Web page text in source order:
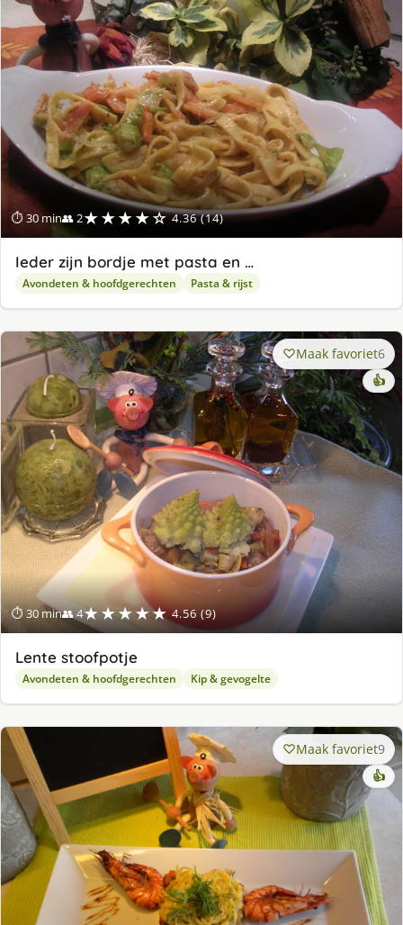
⏱ 30 min👥 2★★★★☆ 4.36 (14)
Ieder zijn bordje met pasta en …
Avondeten & hoofdgerechten Pasta & rijst
⏱ 30 min👥 4★★★★★ 4.56 (9)
Maak favoriet6
👍
Lente stoofpotje
Avondeten & hoofdgerechten Kip & gevogelte
Maak favoriet9
👍